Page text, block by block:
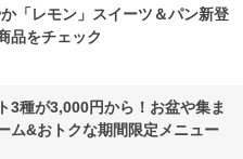
「レモン」スイーツ＆パン新登
品をチェック
3種が3,000円から！お盆や集ま
ム&おトクな期間限定メニュー